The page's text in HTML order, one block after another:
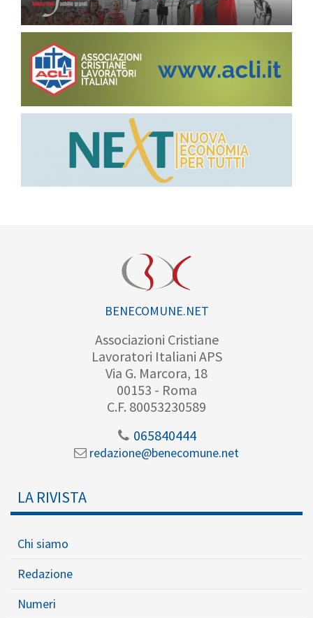
BENECOMUNE.NET
Associazioni Cristiane
Lavoratori Italiani APS
Via G. Marcora, 18
00153 - Roma
C.F. 80053230589
065840444
redazione@benecomune.net
LA RIVISTA
Chi siamo
Redazione
Numeri